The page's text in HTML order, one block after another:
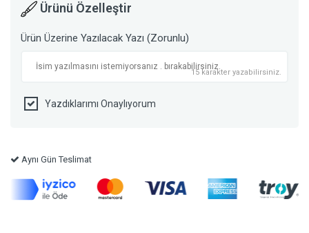
Ürünü Özelleştir
Ürün Üzerine Yazılacak Yazı (Zorunlu)
15 karakter yazabilirsiniz.
Yazdıklarımı Onaylıyorum
Aynı Gün Teslimat